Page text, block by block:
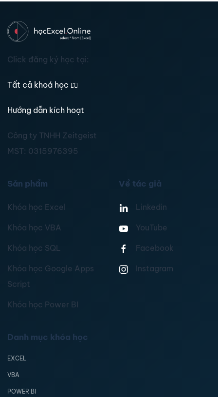
Click đăng ký học tại:
Tất cả khoá học 📖
Hướng dẫn kích hoạt
Công ty TNHH Zeitgeist
MST: 0315976395
Sản phẩm
Khóa học Excel
Khóa học VBA
Khóa học SQL
Khóa học Google Apps
Script
Khóa học Power BI
Về tác giả
Linkedin
YouTube
Facebook
Instagram
Danh mục khóa học
EXCEL
VBA
POWER BI